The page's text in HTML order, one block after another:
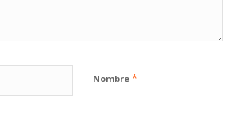
Nombre *